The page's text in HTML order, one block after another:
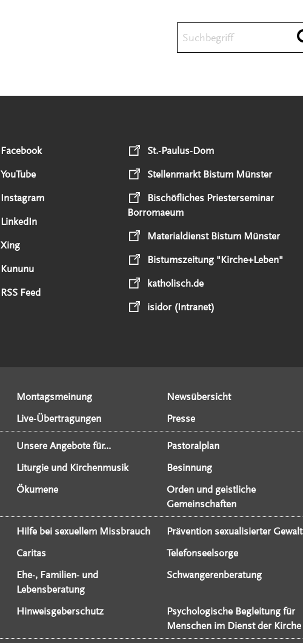
Facebook
YouTube
Instagram
LinkedIn
Xing
Kununu
RSS Feed
St.-Paulus-Dom
Stellenmarkt Bistum Münster
Bischöfliches Priesterseminar
Borromaeum
Materialdienst Bistum Münster
Bistumszeitung "Kirche+Leben"
katholisch.de
isidor (Intranet)
Montagsmeinung Newsübersicht
Live-Übertragungen
Presse
Unsere Angebote für... Pastoralplan
Liturgie und Kirchenmusik
Besinnung
Ökumene
Orden und geistliche
Gemeinschaften
Hilfe bei sexuellem Missbrauch Prävention sexualisierter Gewalt
Caritas
Telefonseelsorge
Ehe-, Familien- und
Lebensberatung
Schwangerenberatung
Hinweisgeberschutz
Psychologische Begleitung für
Menschen im Dienst der Kirche